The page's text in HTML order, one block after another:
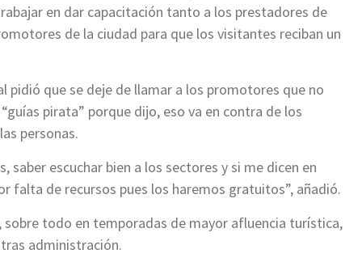
en dar capacitación tanto a los prestadores de
de la ciudad para que los visitantes reciban un
pidió que se deje de llamar a los promotores que no
pirata” porque dijo, eso va en contra de los
personas.
escuchar bien a los sectores y si me dicen en
falta de recursos pues los haremos gratuitos”, añadió.
todo en temporadas de mayor afluencia turística,
administración.